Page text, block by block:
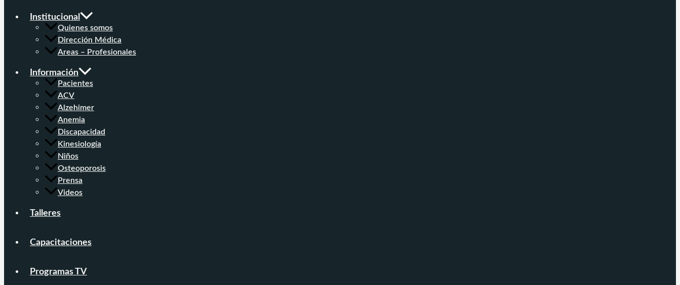
Institucional
Quienes somos
Dirección Médica
Areas – Profesionales
Información
Pacientes
ACV
Alzehimer
Anemia
Discapacidad
Kinesiología
Niños
Osteoporosis
Prensa
Videos
Talleres
Capacitaciones
Programas TV